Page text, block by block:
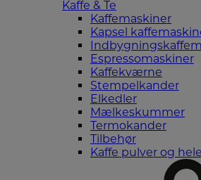
Kaffe & Te
Kaffemaskiner
Kapsel
Espressomaskiner
Kaffekværne
Stempelkander
Elkedler
Mælkeskummer
Termokander
Tilbehør
Kaffe pulver og